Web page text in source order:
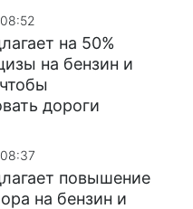
на 50%
на бензин и
дороги
повышение
на бензин и